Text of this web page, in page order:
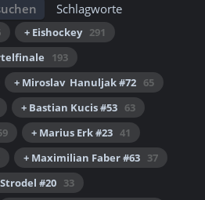
Schlagworte
+ Eishockey 291
193
+ Miroslav Hanuljak #72 65
+ Bastian Kucis #53 63
+ Marius Erk #23 41
+ Maximilian Faber #63 37
#20 33